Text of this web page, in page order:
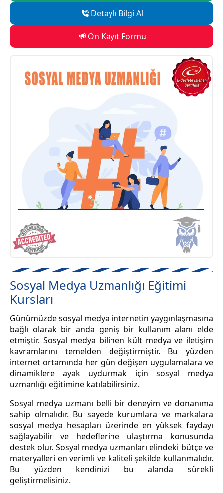
Detaylı Bilgi Al
Ön Kayıt Formu
Sosyal Medya Uzmanlığı Eğitimi
Kursları
Günümüzde sosyal medya internetin yaygınlaşmasına
bağlı olarak bir anda geniş bir kullanım alanı elde
etmiştir. Sosyal medya bilinen kült medya ve iletişim
kavramlarını temelden değiştirmiştir. Bu yüzden
internet ortamında her gün değişen uygulamalara ve
dinamiklere ayak uydurmak için sosyal medya
uzmanlığı eğitimine katılabilirsiniz.
Sosyal medya uzmanı belli bir deneyim ve donanıma
sahip olmalıdır. Bu sayede kurumlara ve markalara
sosyal medya hesapları üzerinde en yüksek faydayı
sağlayabilir ve hedeflerine ulaştırma konusunda
destek olur. Sosyal medya uzmanları elindeki bütçe ve
materyalleri en verimli ve kaliteli şekilde kullanmalıdır.
Bu yüzden kendinizi bu alanda sürekli
geliştirmelisiniz.